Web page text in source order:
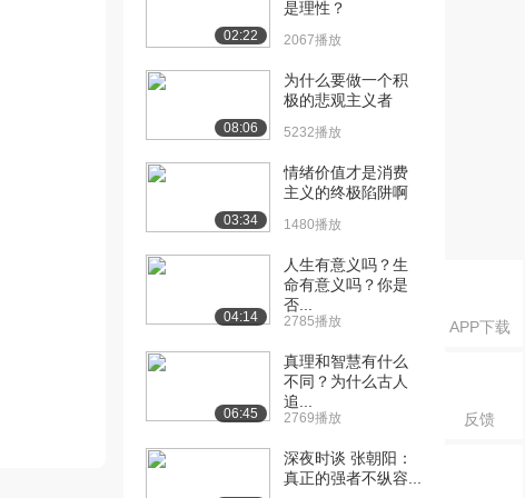
APP下载
反馈
02:22
是理性？
2067播放
08:06
为什么要做一个积
极的悲观主义者
5232播放
03:34
情绪价值才是消费
主义的终极陷阱啊
1480播放
04:14
人生有意义吗？生
命有意义吗？你是
否...
2785播放
06:45
真理和智慧有什么
不同？为什么古人
追...
2769播放
深夜时谈 张朝阳：
真正的强者不纵容...